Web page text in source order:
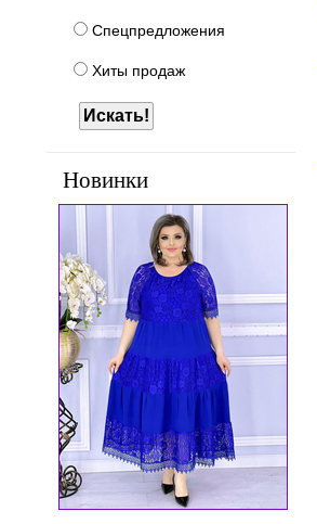
Спецпредложения
Хиты продаж
Новинки